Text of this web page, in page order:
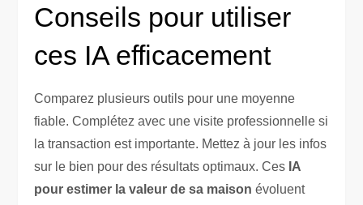
Conseils pour utiliser
ces IA efficacement
Comparez plusieurs outils pour une moyenne
fiable. Complétez avec une visite professionnelle si
la transaction est importante. Mettez à jour les infos
sur le bien pour des résultats optimaux. Ces IA
pour estimer la valeur de sa maison évoluent